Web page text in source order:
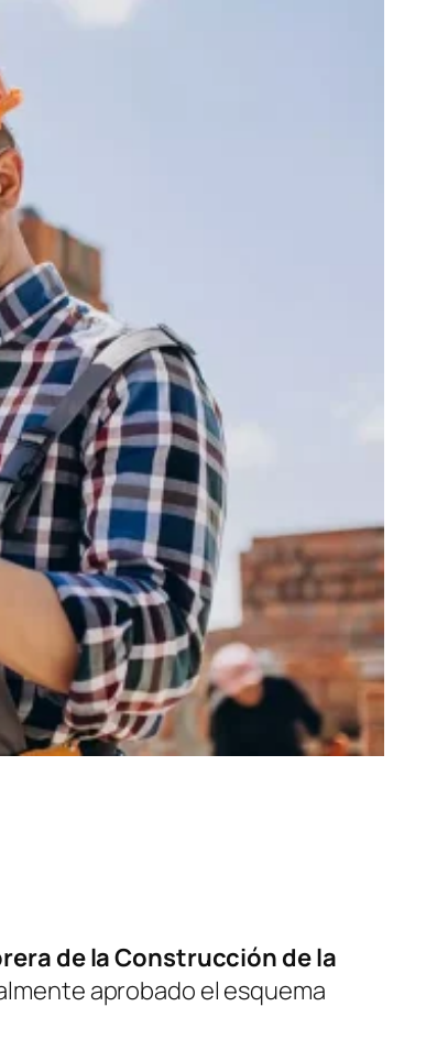
de la Construcción de la
aprobado el esquema